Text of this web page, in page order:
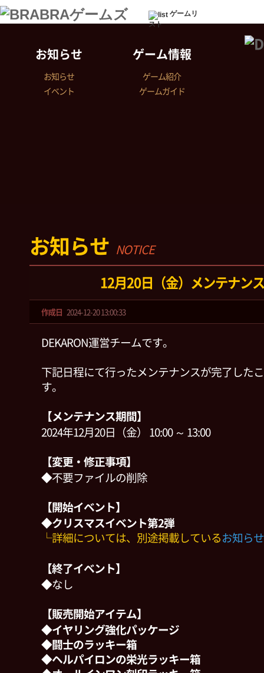
ゲームリ
スト
お知らせ
お知らせ
イベント
ゲーム情報
ゲーム紹介
ゲームガイド
お知らせ NOTICE
12月20日（金）メンテナン
作成日 2024-12-20 13:00:33
DEKARON運営チームです。
下記日程にて行ったメンテナンスが完了した
す。
【メンテナンス期間】
2024年12月20日（金） 10:00 ～ 13:00
【変更・修正事項】
◆不要ファイルの削除
【開始イベント】
◆クリスマスイベント第2弾
└詳細については、別途掲載している お知らせ
【終了イベント】
◆なし
【販売開始アイテム】
◆イヤリング強化パッケージ
◆闘士のラッキー箱
◆ヘルパイロンの栄光ラッキー箱